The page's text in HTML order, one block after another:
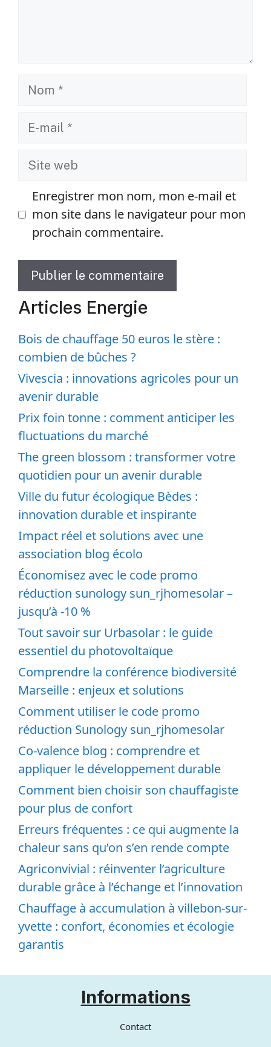
Nom
Site
Enregistrer mon nom, mon e-mail et
mon site dans le navigateur pour mon
prochain commentaire.
Articles Energie
Bois de chauffage 50 euros le stère :
combien de bûches ?
Vivescia : innovations agricoles pour un
avenir durable
Prix foin tonne : comment anticiper les
fluctuations du marché
The green blossom : transformer votre
quotidien pour un avenir durable
Ville du futur écologique Bèdes :
innovation durable et inspirante
Impact réel et solutions avec une
association blog écolo
Économisez avec le code promo
réduction sunology sun_rjhomesolar –
jusqu’à -10 %
Tout savoir sur Urbasolar : le guide
essentiel du photovoltaïque
Comprendre la conférence biodiversité
Marseille : enjeux et solutions
Comment utiliser le code promo
réduction Sunology sun_rjhomesolar
Co-valence blog : comprendre et
appliquer le développement durable
Comment bien choisir son chauffagiste
pour plus de confort
Erreurs fréquentes : ce qui augmente la
chaleur sans qu’on s’en rende compte
Agriconvivial : réinventer l’agriculture
durable grâce à l’échange et l’innovation
Chauffage à accumulation à villebon-sur-
yvette : confort, économies et écologie
garantis
Informations
Contact